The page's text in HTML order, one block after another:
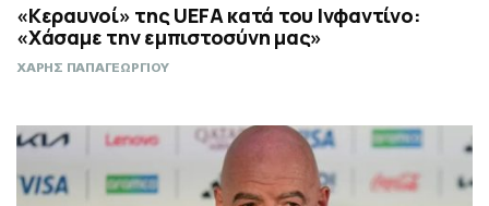
«Κεραυνοί» της UEFA κατά του Ινφαντίνο:
«Χάσαμε την εμπιστοσύνη μας»
ΧΑΡΗΣ ΠΑΠΑΓΕΩΡΓΙΟΥ